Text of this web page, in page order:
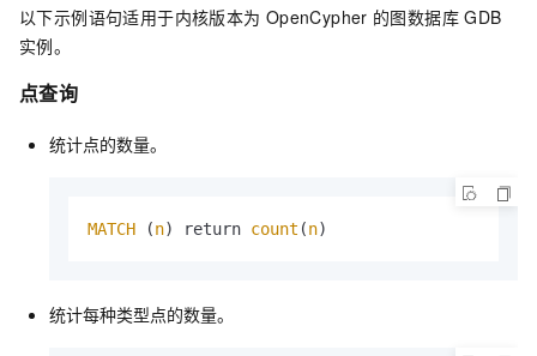
以下示例语句适用于内核版本为 OpenCypher 的图数据库 GDB
实例。
点查询
统计点的数量。
MATCH (n) return count (n)
统计每种类型点的数量。